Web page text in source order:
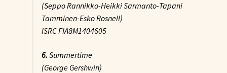
(Seppo Rannikko-Heikki Sarmanto-Tapani
Tamminen-Esko Rosnell)
ISRC FIA8M1404605
6. Summertime
(George Gershwin)